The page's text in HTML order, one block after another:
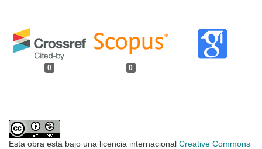
0 0
Esta obra está bajo una licencia internacional Creative Commons